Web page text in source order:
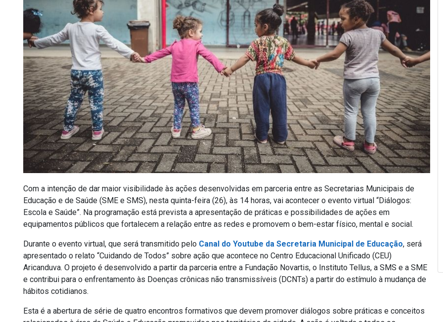
Com a intenção de dar maior visibilidade às ações desenvolvidas em parceria entre as Secretarias Municipais de
Educação e de Saúde (SME e SMS), nesta quinta-feira (26), às 14 horas, vai acontecer o evento virtual “Diálogos:
Escola e Saúde”. Na programação está prevista a apresentação de práticas e possibilidades de ações em
equipamentos públicos que fortalecem a relação entre as redes e promovem o bem-estar físico, mental e social.
Durante o evento virtual, que será transmitido pelo Canal do Youtube da Secretaria Municipal de Educação, será
apresentado o relato “Cuidando de Todos” sobre ação que acontece no Centro Educacional Unificado (CEU)
Aricanduva. O projeto é desenvolvido a partir da parceria entre a Fundação Novartis, o Instituto Tellus, a SMS e a SME
e contribui para o enfrentamento às Doenças crônicas não transmissíveis (DCNTs) a partir do estímulo à mudança de
hábitos cotidianos.
Esta é a abertura de série de quatro encontros formativos que devem promover diálogos sobre práticas e conceitos